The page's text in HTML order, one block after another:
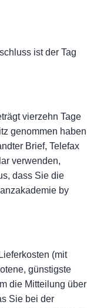
ist der Tag
vierzehn Tage
genommen haben
Brief, Telefax
verwenden,
dass Sie die
by
(mit
günstigste
die Mitteilung über
Sie bei der